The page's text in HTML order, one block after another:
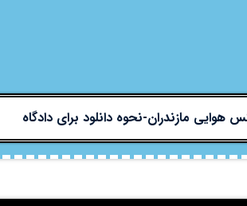
هوایی مازندران-نحوه دانلود برای دادگاه